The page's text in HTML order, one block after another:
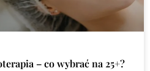
– co wybrać na 25+?